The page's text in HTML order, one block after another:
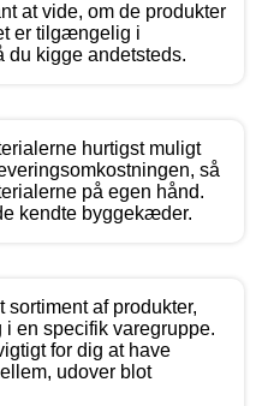
at vide, om de produkter
er tilgængelig i
du kigge andetsteds.
hurtigst muligt
så
på egen hånd.
kendte byggekæder.
af produkter,
en specifik varegruppe.
for dig at have
udover blot